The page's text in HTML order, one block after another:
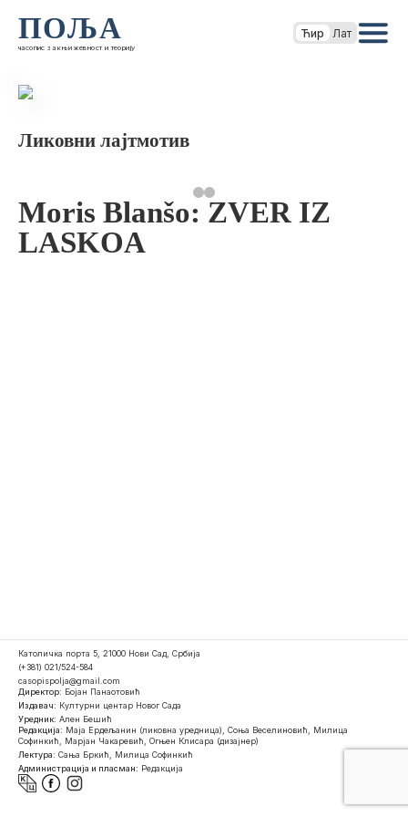
ПОЉА
часопис за књижевност и теорију
Ћир Лат
Ликовни лајтмотив
Moris Blanšo: ZVER IZ
LASKOA
Католичка порта 5, 21000 Нови Сад, Србија
(+381) 021/524-584
casopispolja@gmail.com
Директор: Бојан Панаотовић
Издавач: Културни центар Новог Сада
Уредник: Ален Бешић
Редакција: Маја Ердељанин (ликовна уредница), Соња Веселиновић, Милица
Софинкић, Марјан Чакаревић, Огњен Клисара (дизајнер)
Лектура: Сања Бркић, Милица Софинкић
Администрација и пласман: Редакција